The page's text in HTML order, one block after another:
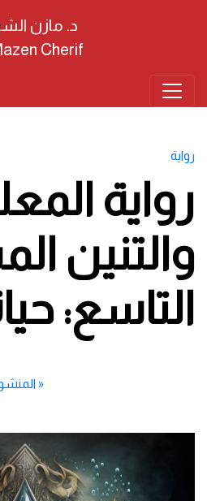
د. مازن
Cherif
رواية
رواية
والتنين
التاسع:
«